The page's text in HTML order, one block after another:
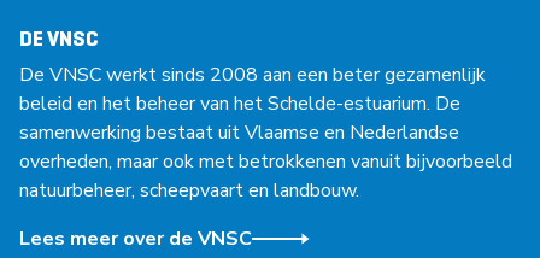
DE VNSC
De VNSC werkt sinds 2008 aan een beter gezamenlijk
beleid en het beheer van het Schelde-estuarium. De
samenwerking bestaat uit Vlaamse en Nederlandse
overheden, maar ook met betrokkenen vanuit bijvoorbeeld
natuurbeheer, scheepvaart en landbouw.
Lees meer over de VNSC